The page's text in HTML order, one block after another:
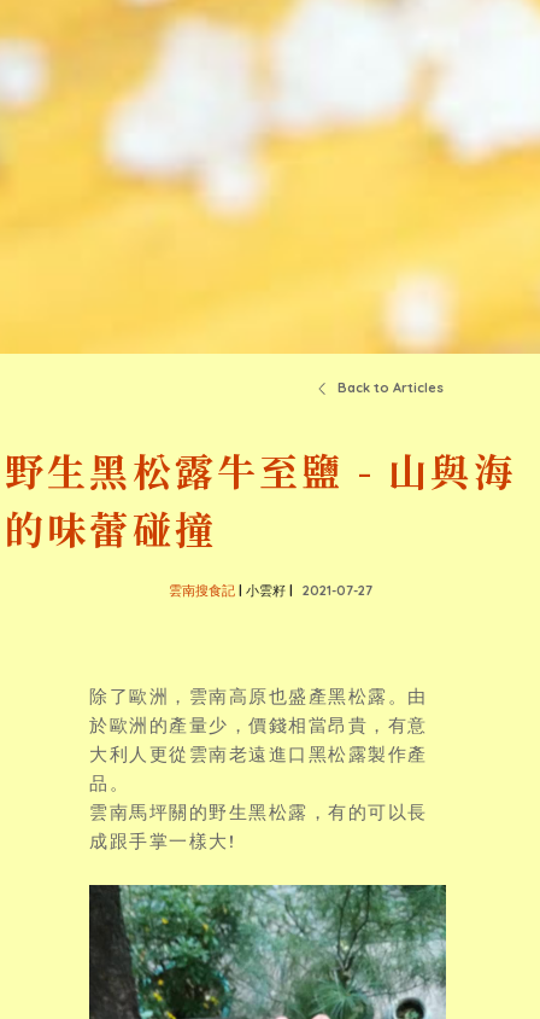
Back to Articles
野生黑松露牛至鹽 - 山與海
的味蕾碰撞
雲南搜食記| 小雲籽 | 2021-07-27
除了歐洲，雲南高原也盛產黑松露。由
於歐洲的產量少，價錢相當昂貴，有意
大利人更從雲南老遠進口黑松露製作產
品。
雲南馬坪關的野生黑松露，有的可以長
成跟手掌一樣大!